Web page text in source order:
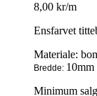
8,00 kr/m
Ensfarvet
Materiale:
Bredde: 10mm
Minimum